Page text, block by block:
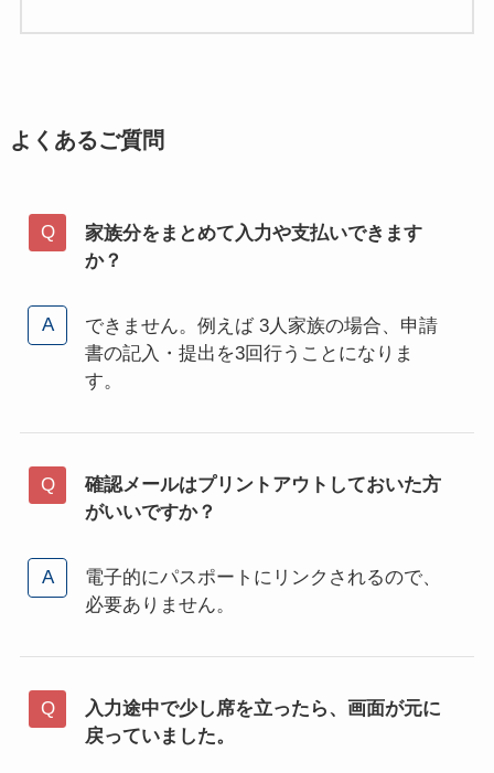
よくあるご質問
家族分をまとめて入力や支払いできます
か？
できません。例えば 3人家族の場合、申請
書の記入・提出を3回行うことになりま
す。
確認メールはプリントアウトしておいた方
がいいですか？
電子的にパスポートにリンクされるので、
必要ありません。
入力途中で少し席を立ったら、画面が元に
戻っていました。